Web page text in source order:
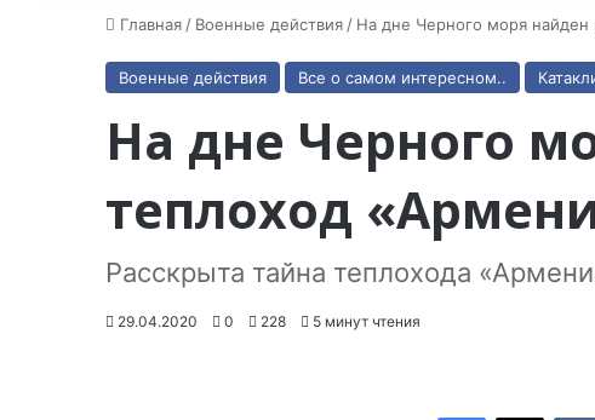
Главная / Военные действия / На дне Черного моря
Военные действия Все о самом интересном..
На дне Черного
теплоход
Расскрыта тайна теплохода
29.04.2020 0 228 5 минут чтения